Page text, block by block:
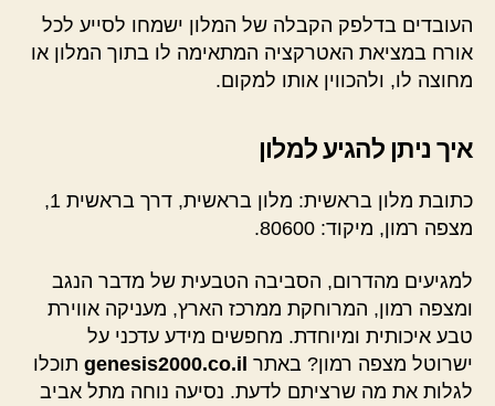
העובדים בדלפק הקבלה של המלון ישמחו לסייע לכל
אורח במציאת האטרקציה המתאימה לו בתוך המלון או
מחוצה לו, ולהכווין אותו למקום.
איך ניתן להגיע למלון
כתובת מלון בראשית: מלון בראשית, דרך בראשית 1,
מצפה רמון, מיקוד: 80600.
למגיעים מהדרום, הסביבה הטבעית של מדבר הנגב
ומצפה רמון, המרוחקת ממרכז הארץ, מעניקה אווירת
טבע איכותית ומיוחדת. מחפשים מידע עדכני על
ישרוטל מצפה רמון? באתר genesis2000.co.il תוכלו
לגלות את מה שרציתם לדעת. נסיעה נוחה מתל אביב